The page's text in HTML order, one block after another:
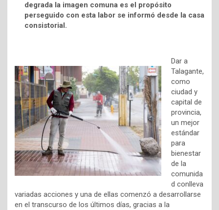
degrada la imagen comuna es el propósito
perseguido con esta labor se informó desde la casa
consistorial.
Dar a
Talagante,
como
ciudad y
capital de
provincia,
un mejor
estándar
para
bienestar
de la
comunida
d conlleva
variadas acciones y una de ellas comenzó a desarrollarse
en el transcurso de los últimos días, gracias a la